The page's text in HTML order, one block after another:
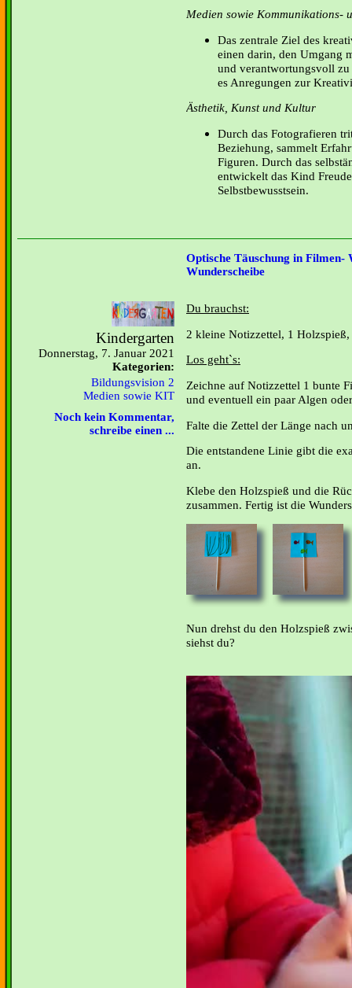
Medien sowie Kommunikations-
Das zentrale Ziel des
einen darin, den Umgang
und verantwortungsvoll zu
es Anregungen zur
Ästhetik, Kunst und Kultur
Durch das Fotografieren
Beziehung, sammelt
Figuren. Durch das
entwickelt das Kind
Selbstbewusstsein.
Optische Täuschung in Filmen-
Wunderscheibe
Kindergarten
Donnerstag, 7. Januar 2021
Kategorien:
Bildungsvision 2
Medien sowie KIT
Noch kein Kommentar,
schreibe einen ...
Du brauchst:
2 kleine Notizzettel, 1
Los geht`s:
Zeichne auf Notizzettel 1 bunte
und eventuell ein paar Algen
Falte die Zettel der Länge nach
Die entstandene Linie gibt die
an.
Klebe den Holzspieß und die
zusammen. Fertig ist die
Nun drehst du den Holzspieß
siehst du?